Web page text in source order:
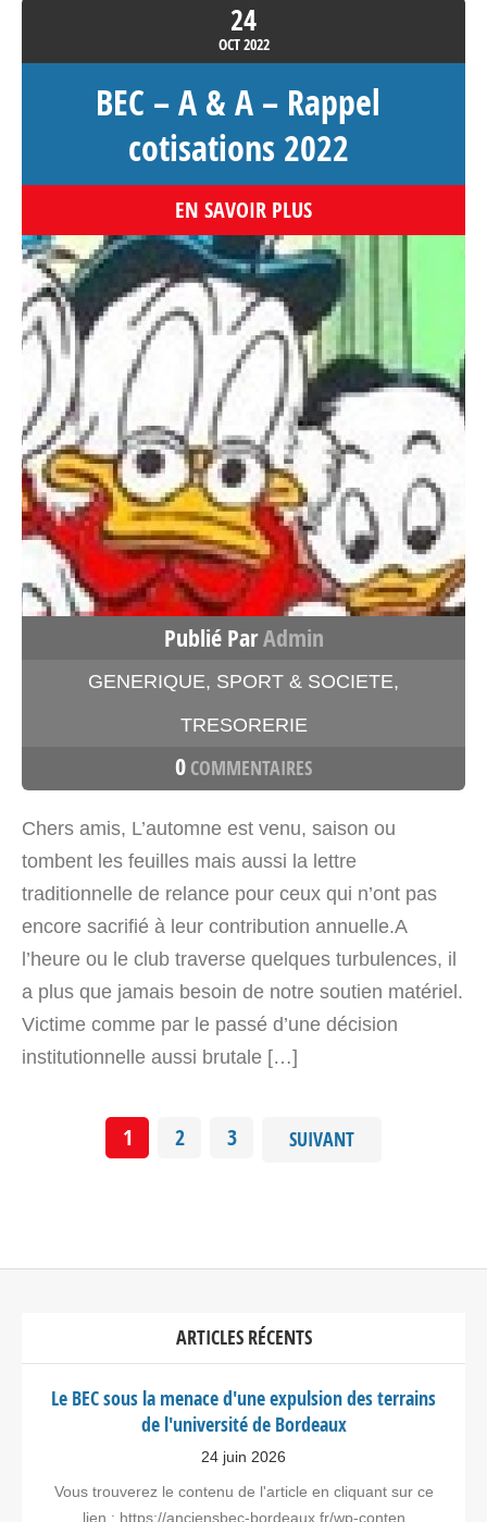
24
OCT2022
BEC – A & A – Rappel
cotisations 2022
EN SAVOIR PLUS
Publié ParAdmin
GENERIQUE, SPORT & SOCIETE,
TRESORERIE
0 COMMENTAIRES
Chers amis, L’automne est venu, saison ou
tombent les feuilles mais aussi la lettre
traditionnelle de relance pour ceux qui n’ont pas
encore sacrifié à leur contribution annuelle.A
l’heure ou le club traverse quelques turbulences, il
a plus que jamais besoin de notre soutien matériel.
Victime comme par le passé d’une décision
institutionnelle aussi brutale […]
1 2 3 SUIVANT
ARTICLES RÉCENTS
Le BEC sous la menace d'une expulsion des terrains
de l'université de Bordeaux
24 juin 2026
Vous trouverez le contenu de l'article en cliquant sur ce
lien : https://anciensbec-bordeaux.fr/wp-conten